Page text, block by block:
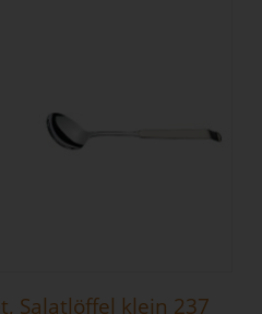
Salatlöffel klein 237